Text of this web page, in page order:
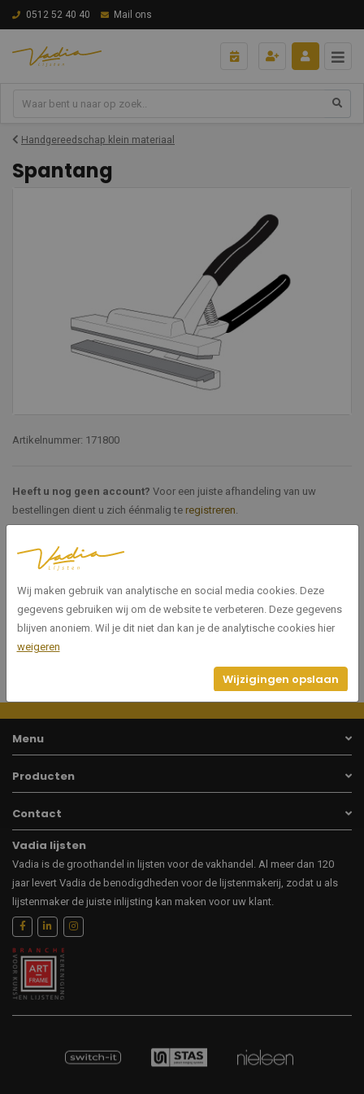
0512 52 40 40 Mail ons
Handgereedschap klein materiaal
Spantang
Artikelnummer: 171800
Heeft u nog geen account? Voor een juiste afhandeling van uw
bestellingen dient u zich éénmalig te registreren.
Specificaties
Artikelnummer 171800
Menu
Producten
Contact
Vadia lijsten
Vadia is de groothandel in lijsten voor de vakhandel. Al meer dan 120
jaar levert Vadia de benodigdheden voor de lijstenmakerij, zodat u als
lijstenmaker de juiste inlijsting kan maken voor uw klant.
Wij maken gebruik van analytische en social media cookies. Deze
gegevens gebruiken wij om de website te verbeteren. Deze gegevens
blijven anoniem. Wil je dit niet dan kan je de analytische cookies hier
weigeren
Wijzigingen opslaan